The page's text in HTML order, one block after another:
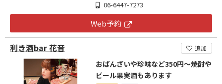
06-6447-7273
Web予約
利き酒bar 花音 追加
おばんざいや珍味など350円～焼酎や
ビール果実酒もあります